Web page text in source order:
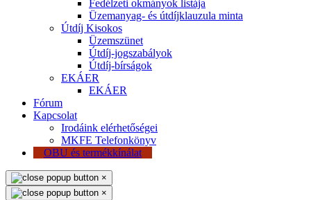
Fedélzeti okmányok listája
Üzemanyag- és útdíjklauzula minta
Útdíj Kisokos
Üzemszünet
Útdíj-jogszabályok
Útdíj-bírságok
EKÁER
EKÁER
Fórum
Kapcsolat
Irodáink elérhetőségei
MKFE Telefonkönyv
OBU és termékkínálat
×
×